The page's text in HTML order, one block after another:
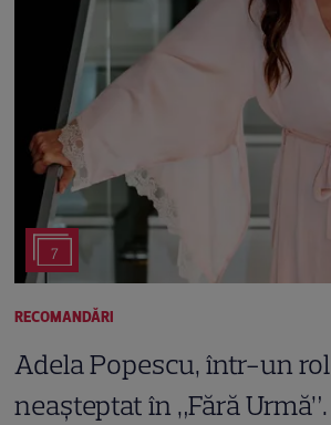
7
RECOMANDĂRI
Adela Popescu, într-un rol
neașteptat în „Fără Urmă”.